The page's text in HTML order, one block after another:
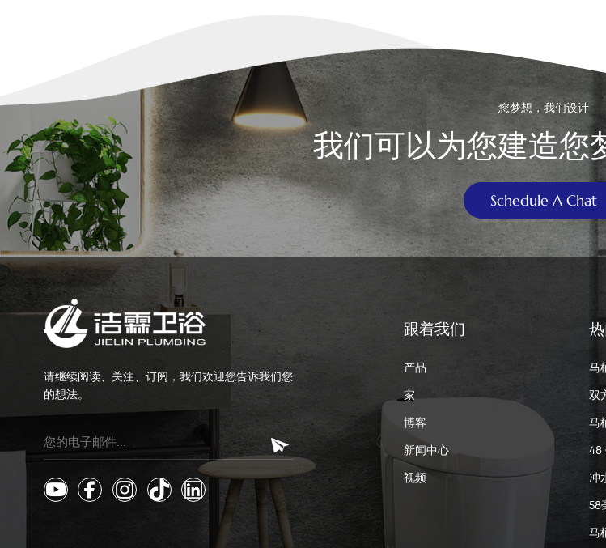
正确的杠杆样式并遵循正确的安装步骤，您可以：
了长期使用，请定期检查和保养冲水手柄和链条。
您梦想，我们设计
我们可以为您建造您
Schedule A Chat
请继续阅读、关注、订阅，我们欢迎您告诉我们您
的想法。
跟着我们
产品
家
博客
新闻中心
视频
马
双
马
48
冲
58
马